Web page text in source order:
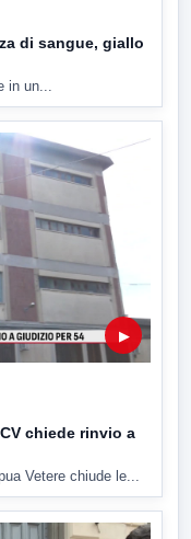
di sangue, giallo
un...
▶
chiede rinvio a
Vetere chiude le...